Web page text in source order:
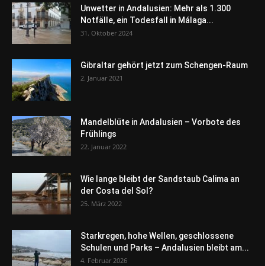
Unwetter in Andalusien: Mehr als 1.300
Notfälle, ein Todesfall in Málaga...
31. Oktober 2024
Gibraltar gehört jetzt zum Schengen-Raum
2. Januar 2021
Mandelblüte in Andalusien – Vorbote des
Frühlings
22. Januar 2022
Wie lange bleibt der Sandstaub Calima an
der Costa del Sol?
25. März 2022
Starkregen, hohe Wellen, geschlossene
Schulen und Parks – Andalusien bleibt am...
4. Februar 2026